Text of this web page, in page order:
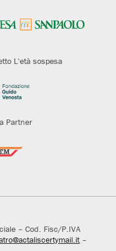
L'età sospesa
Partner
– Cod. Fisc/P.IVA
–